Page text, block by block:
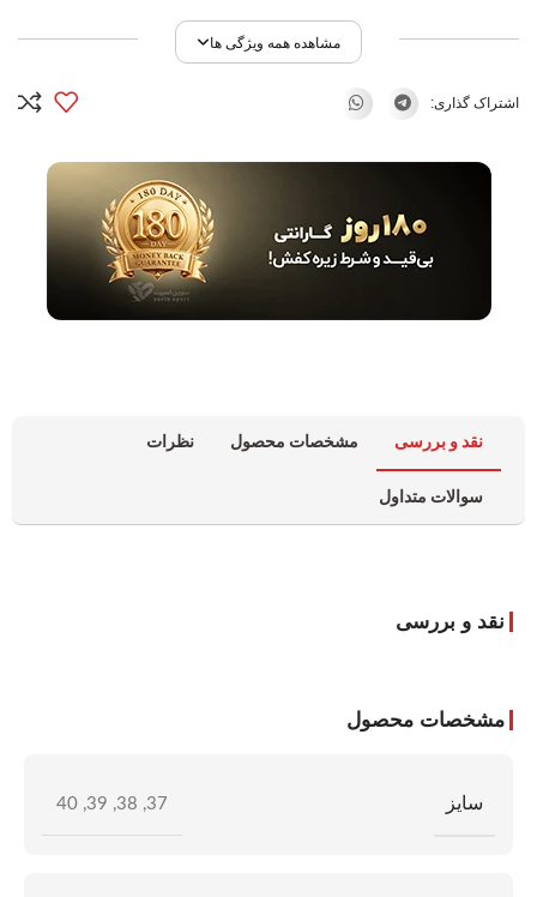
مشاهده همه ویژگی ها
اشتراک گذاری:
نقد و بررسی مشخصات محصول نظرات
سوالات متداول
نقد و بررسی
مشخصات محصول
سایز 37
,
38
,
39
,
40